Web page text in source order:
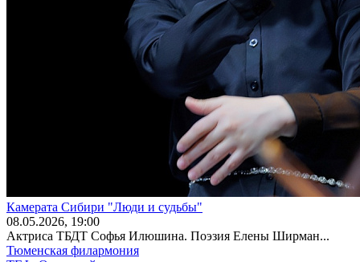
Камерата Сибири "Люди и судьбы"
08.05.2026, 19:00
Актриса ТБДТ Софья Илюшина. Поэзия Елены Ширман...
Тюменская филармония